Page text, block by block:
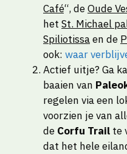
Café“, deOude
het St. Michael
Spiliotissaen de
ook: waar
Actief uitje? Ga
baaien van
regelen via een
voorzien je van
de Corfu Trail te
dat het hele